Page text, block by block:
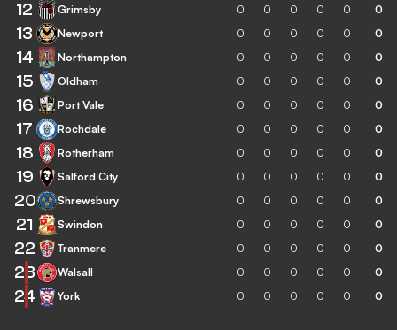
12 Grimsby 0 0 0 0 0 0
13 Newport 0 0 0 0 0 0
14 Northampton 0 0 0 0 0 0
15 Oldham 0 0 0 0 0 0
16 Port Vale 0 0 0 0 0 0
17 Rochdale 0 0 0 0 0 0
18 Rotherham 0 0 0 0 0 0
19 Salford City 0 0 0 0 0 0
20 Shrewsbury 0 0 0 0 0 0
21 Swindon 0 0 0 0 0 0
22 Tranmere 0 0 0 0 0 0
23 Walsall 0 0 0 0 0 0
24 York 0 0 0 0 0 0